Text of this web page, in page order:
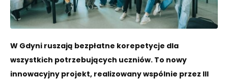
W Gdyni ruszają bezpłatne korepetycje dla
wszystkich potrzebujących uczniów. To nowy
innowacyjny projekt, realizowany wspólnie przez III